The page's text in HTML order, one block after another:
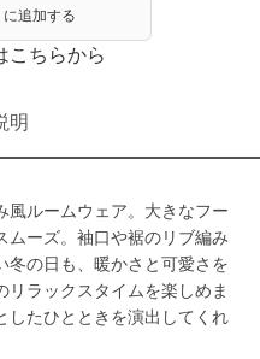
追加する
明
風ルームウェア。大きなフー
ムーズ。袖口や裾のリブ編み
冬の日も、暖かさと可愛さを
ラックスタイムを楽しめま
したひとときを演出してくれ